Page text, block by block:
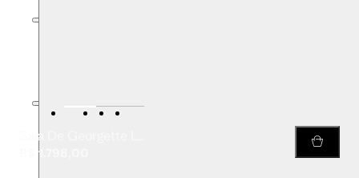
R$ 1.798,00